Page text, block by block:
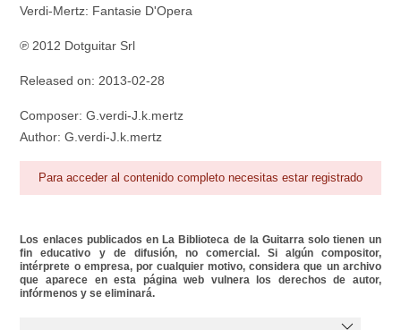
Área personal
Verdi-Mertz: Fantasie D'Opera
℗ 2012 Dotguitar Srl
Released on: 2013-02-28
Composer: G.verdi-J.k.mertz
Author: G.verdi-J.k.mertz
Para acceder al contenido completo necesitas estar registrado
Los enlaces publicados en La Biblioteca de la Guitarra solo tienen un
fin educativo y de difusión, no comercial. Si algún compositor,
intérprete o empresa, por cualquier motivo, considera que un archivo
que aparece en esta página web vulnera los derechos de autor,
infórmenos y se eliminará.